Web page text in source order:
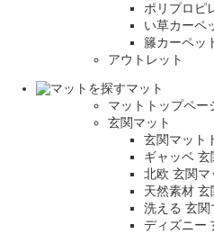
ポリプロピ
い草カーペ
籐カーペッ
アウトレット
マット
マットトップペー
玄関マット
玄関マット
ギャッベ 玄
北欧 玄関マ
天然素材 玄
洗える 玄関
ディズニー